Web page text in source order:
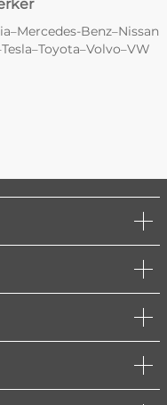
–Mercedes-Benz–Nissan
Tesla–Toyota–Volvo–VW